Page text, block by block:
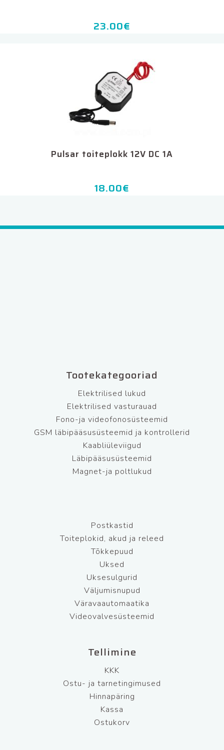
23.00€
Pulsar toiteplokk 12V DC 1A
18.00€
Tootekategooriad
Elektrilised lukud
Elektrilised vasturauad
Fono-ja videofonosüsteemid
GSM läbipääsusüsteemid ja kontrollerid
Kaabliüleviigud
Läbipääsusüsteemid
Magnet-ja poltlukud
Postkastid
Toiteplokid, akud ja releed
Tõkkepuud
Uksed
Uksesulgurid
Väljumisnupud
Väravaautomaatika
Videovalvesüsteemid
Tellimine
KKK
Ostu- ja tarnetingimused
Hinnapäring
Kassa
Ostukorv